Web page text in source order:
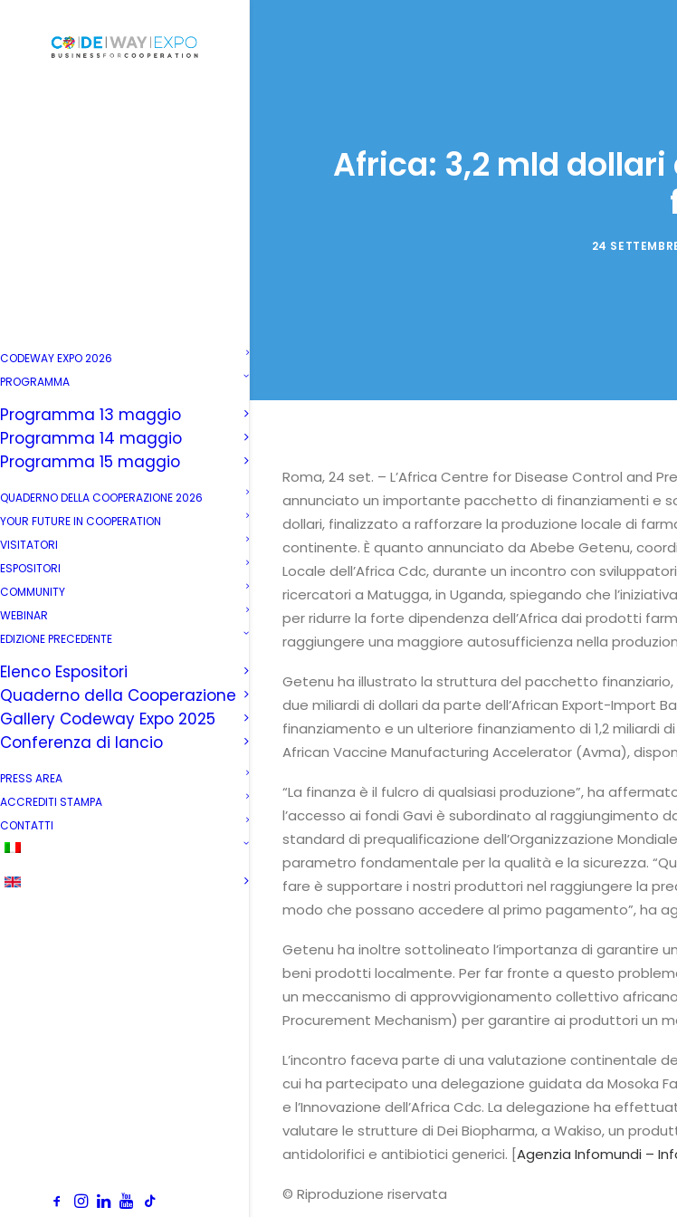
CODEWAY EXPO 2026
PROGRAMMA
Programma 13 maggio
Programma 14 maggio
Programma 15 maggio
QUADERNO DELLA COOPERAZIONE 2026
YOUR FUTURE IN COOPERATION
VISITATORI
ESPOSITORI
COMMUNITY
WEBINAR
EDIZIONE PRECEDENTE
Elenco Espositori
Quaderno della Cooperazione
Gallery Codeway Expo 2025
Conferenza di lancio
PRESS AREA
ACCREDITI STAMPA
CONTATTI
Africa: 3,2 mld
24
Roma, 24 set. – L’Africa Centre for Disease Control and
annunciato un importante pacchetto di finanziamenti e
dollari, finalizzato a rafforzare la produzione locale di
continente. È quanto annunciato da Abebe Getenu,
Locale dell’Africa Cdc, durante un incontro con
ricercatori a Matugga, in Uganda, spiegando che
per ridurre la forte dipendenza dell’Africa dai prodotti
raggiungere una maggiore autosufficienza nella
Getenu ha illustrato la struttura del pacchetto
due miliardi di dollari da parte dell’African Export-Import
finanziamento e un ulteriore finanziamento di 1,2 miliardi
African Vaccine Manufacturing Accelerator (Avma),
“La finanza è il fulcro di qualsiasi produzione”, ha
l’accesso ai fondi Gavi è subordinato al raggiungimento
standard di prequalificazione dell’Organizzazione
parametro fondamentale per la qualità e la sicurezza.
fare è supportare i nostri produttori nel raggiungere la
modo che possano accedere al primo pagamento”, ha
Getenu ha inoltre sottolineato l’importanza di garantire
beni prodotti localmente. Per far fronte a questo
un meccanismo di approvvigionamento collettivo
Procurement Mechanism) per garantire ai produttori un
L’incontro faceva parte di una valutazione continentale
cui ha partecipato una delegazione guidata da Mosoka
e l’Innovazione dell’Africa Cdc. La delegazione ha
valutare le strutture di Dei Biopharma, a Wakiso, un
antidolorifici e antibiotici generici. [Agenzia Infomundi –
© Riproduzione riservata